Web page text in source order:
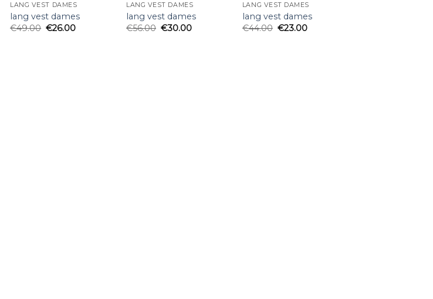
LANG VEST DAMES
lang vest dames
€49.00 €26.00
LANG VEST DAMES
lang vest dames
€56.00 €30.00
LANG VEST DAMES
lang vest dames
€44.00 €23.00